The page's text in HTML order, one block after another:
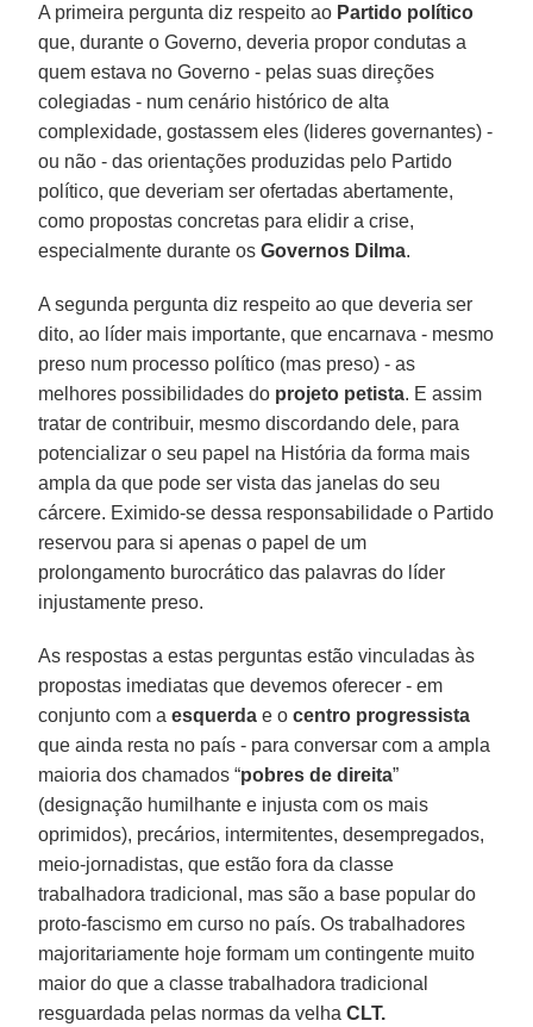
A primeira pergunta diz respeito ao Partido político
que, durante o Governo, deveria propor condutas a
quem estava no Governo - pelas suas direções
colegiadas - num cenário histórico de alta
complexidade, gostassem eles (lideres governantes) -
ou não - das orientações produzidas pelo Partido
político, que deveriam ser ofertadas abertamente,
como propostas concretas para elidir a crise,
especialmente durante osGovernos Dilma.
A segunda pergunta diz respeito ao que deveria ser
dito, ao líder mais importante, que encarnava - mesmo
preso num processo político (mas preso) - as
melhores possibilidades do projeto petista. E assim
tratar de contribuir, mesmo discordando dele, para
potencializar o seu papel na História da forma mais
ampla da que pode ser vista das janelas do seu
cárcere. Eximido-se dessa responsabilidade o Partido
reservou para si apenas o papel de um
prolongamento burocrático das palavras do líder
injustamente preso.
As respostas a estas perguntas estão vinculadas às
propostas imediatas que devemos oferecer - em
conjunto com aesquerda e ocentro progressista
que ainda resta no país - para conversar com a ampla
maioria dos chamados “pobres de direita”
(designação humilhante e injusta com os mais
oprimidos), precários, intermitentes, desempregados,
meio-jornadistas, que estão fora da classe
trabalhadora tradicional, mas são a base popular do
proto-fascismo em curso no país. Os trabalhadores
majoritariamente hoje formam um contingente muito
maior do que a classe trabalhadora tradicional
resguardada pelas normas da velhaCLT.